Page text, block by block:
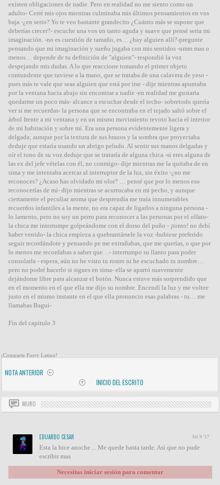
existen obligaciones de nadie. Pero en realidad no me siento como un
adulto- Cerré mis ojos mientras culminaba mis últimos pensamientos en vos
baja -¿en serio? Yo te veo bastante grandecito ¿Cuánto más se supone que
deberías crecer?- escuche una vos un tanto aguda y suave que pensé seria mi
imaginación. -no es cuestión de tamaño, es… ¿hay alguien allí?-pregunte
pensando que mi imaginación y sueño jugaba con mis sentidos -umm mas o
menos… depende de tu definición de "alguien"- respondió la voz
despejando mis dudas. A lo que reaccione tomando el primer objeto
contundente que tuviese a la mano, que se trataba de una calavera de yeso -
pues más te vale que seas alguien que está por irse - dije mientras apuntaba
por la ventana hacia abajo sin encontrar a nadie -en realidad me gustaría
quedarme un poco más- alcance a escuchar desde el techo- sobretodo quería
ver si me recuerdas- la persona que se encontraba en el tejado saltó sobre el
árbol frente a mi ventana y en un mismo movimiento revoto hacia el interior
de mi habitación y sobre mí. Era una persona evidentemente ligera y
delgada; aunque por la textura de sus brazos y la sombra que proyectaba
deduje que estaría usando un abrigo peludo. Al sentir sus manos delgadas y
oír el tono de su voz deduje que se trataría de alguna chica -si eres alguna de
las ex del jefe vételas con él, no conmigo- dije mientras me la quitaba de en
sima y me intentaba acercar al interruptor de la luz, sin éxito -¿no me
reconoces? ¿Acaso has olvidado mi olor? … pensé que por lo menos eso
reconocerías de mí- dijo mientras se acurrucaba en mi pecho, y aunque
ciertamente el peculiar aroma que desprendía me traía innumerables
recuerdos infantiles a la mente, no era capaz de ligarlos a ninguna persona -
lo lamento, pero no soy un perro para reconocer a las personas por el olfato-
la chica me interrumpe golpeándome con el dorso del puño - ¡tonto! no debí
haber venido- la chica empieza a quebrantársele la voz -hubiese preferido
seguir recordándote y pensando pe me extrañabas, que me querías, o que por
lo menos me recordabas a saber que…- interrumpo su llanto para poder
consolarla - espera, aún no he visto tu rostro ni he escuchado tu nombre…
pero no podré hacerlo si sigues en sima- ella se apartó suavemente
dejándome libre para alcanzar el botón. Nunca estuve más sorprendido que
en el momento en el que ella me dijo su nombre. Encendí la luz y me voltee
justo en el mismo instante en el que ella pronuncio esas palabras - tu… me
llamabas Bagui-
Fin del capitulo 3
¡Comparte Furry Latino!
NOTA ANTERIOR
INICIO DEL ESCRITO
MURO
Jul 9 '17
EDUARDO CESAR
Esta la hice anoche ... Me quede hasta tarde. Asi que no pude
escribir mas
Necesitas iniciar sesión para comentar